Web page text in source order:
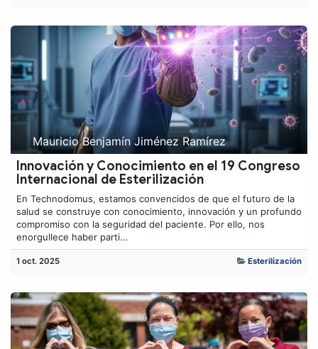
Mauricio Benjamín Jiménez Ramírez
Innovación y Conocimiento en el 19 Congreso
Internacional de Esterilización
En Technodomus, estamos convencidos de que el futuro de la
salud se construye con conocimiento, innovación y un profundo
compromiso con la seguridad del paciente. Por ello, nos
enorgullece haber parti...
1 oct. 2025 Esterilización